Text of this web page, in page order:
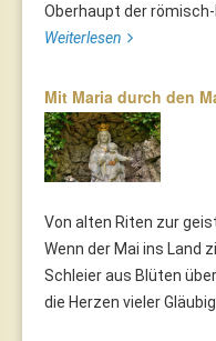
Oberhaupt der römisch-
Weiterlesen
Mit Maria durch den
Von alten Riten zur
Wenn der Mai ins Land
Schleier aus Blüten
die Herzen vieler